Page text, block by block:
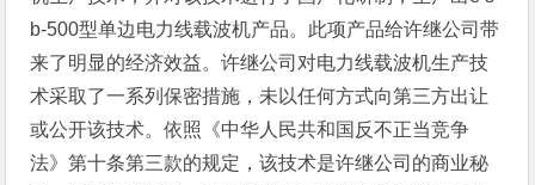
b-500型单边电力线载波机产品。此项产品给许继公司带
来了明显的经济效益。许继公司对电力线载波机生产技
术采取了一系列保密措施，未以任何方式向第三方出让
或公开该技术。依照《中华人民共和国反不正当竞争
法》第十条第三款的规定，该技术是许继公司的商业秘